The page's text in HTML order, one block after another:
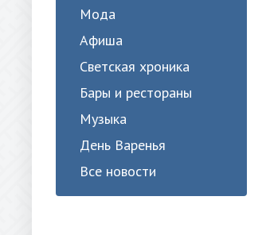
Мода
Афиша
Светская хроника
Бары и рестораны
Музыка
День Варенья
Все новости